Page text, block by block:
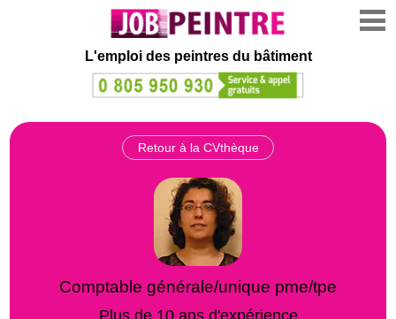
L'emploi des peintres du bâtiment
Retour à la CVthèque
Comptable générale/unique pme/tpe
Plus de 10 ans d'expérience